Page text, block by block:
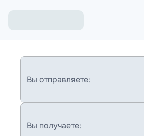
Вы отправляете:
Вы получаете: